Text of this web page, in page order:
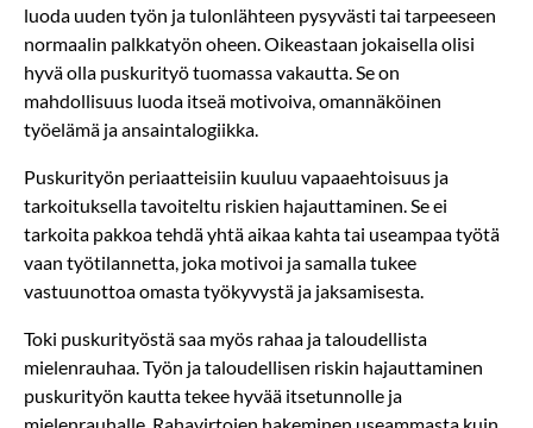
luoda uuden työn ja tulonlähteen pysyvästi tai tarpeeseen
normaalin palkkatyön oheen. Oikeastaan jokaisella olisi
hyvä olla puskurityö tuomassa vakautta. Se on
mahdollisuus luoda itseä motivoiva, omannäköinen
työelämä ja ansaintalogiikka.
Puskurityön periaatteisiin kuuluu vapaaehtoisuus ja
tarkoituksella tavoiteltu riskien hajauttaminen. Se ei
tarkoita pakkoa tehdä yhtä aikaa kahta tai useampaa työtä
vaan työtilannetta, joka motivoi ja samalla tukee
vastuunottoa omasta työkyvystä ja jaksamisesta.
Toki puskurityöstä saa myös rahaa ja taloudellista
mielenrauhaa. Työn ja taloudellisen riskin hajauttaminen
puskurityön kautta tekee hyvää itsetunnolle ja